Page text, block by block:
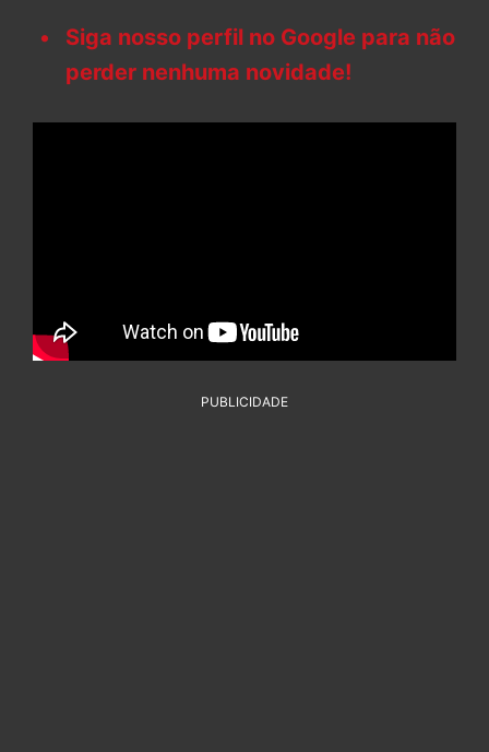
Siga nosso perfil no Google para não
perder nenhuma novidade!
PUBLICIDADE